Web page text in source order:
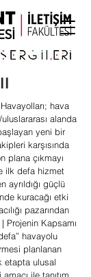
hava
uluslararası alanda
yeni bir
karşısında
plana çıkmayı
ilk defa hizmet
ayrıldığı güçlü
kuracağı etki
pazarından
Projenin Kapsamı
havayolu
planlanan
etapta ulusal